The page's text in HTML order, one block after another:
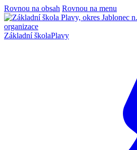
Rovnou na obsah Rovnou na menu
Základní školaPlavy